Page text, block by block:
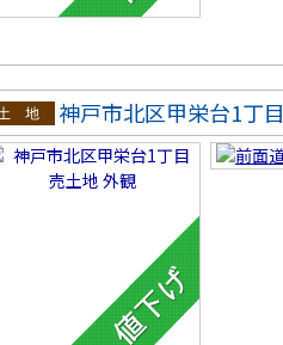
地
神戸市北区甲栄台1丁目